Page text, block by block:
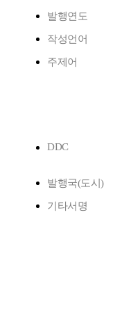
발행연도
작성언어
주제어
DDC
발행국(도시)
기타서명